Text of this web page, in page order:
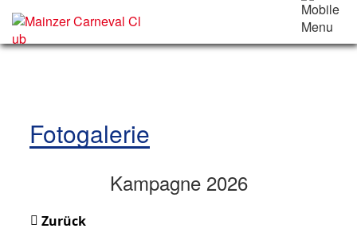
Fotogalerie
Kampagne 2026
Zurück